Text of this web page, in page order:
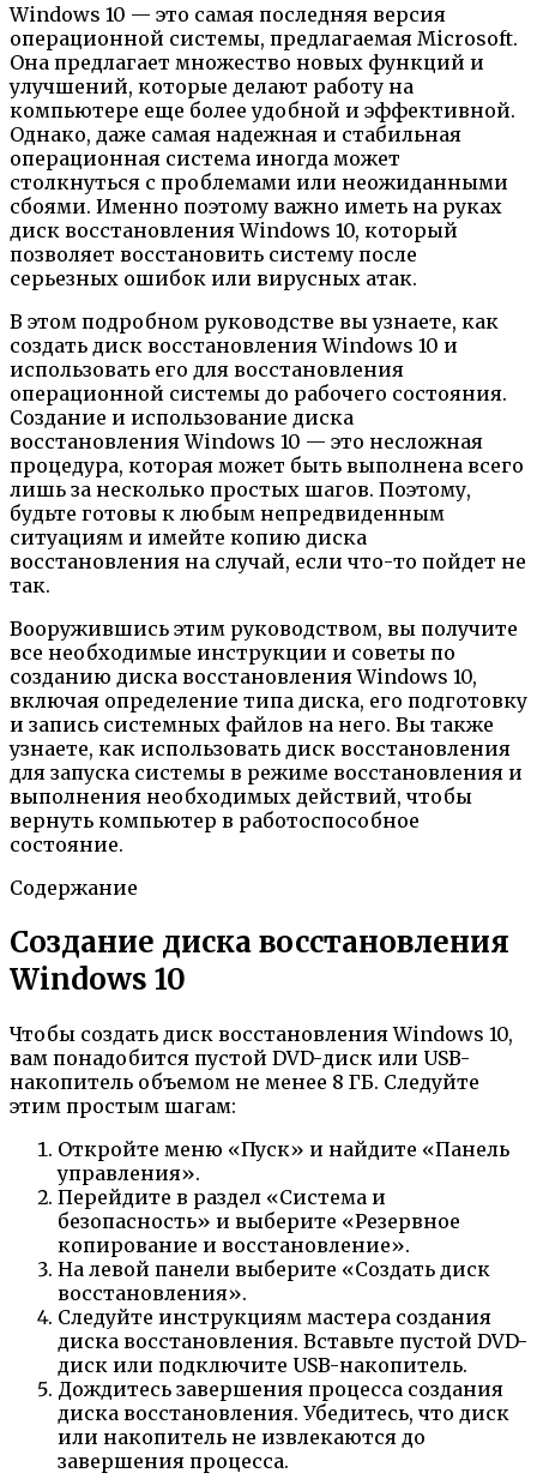
Windows 10 — это самая последняя версия
операционной системы, предлагаемая Microsoft.
Она предлагает множество новых функций и
улучшений, которые делают работу на
компьютере еще более удобной и эффективной.
Однако, даже самая надежная и стабильная
операционная система иногда может
столкнуться с проблемами или неожиданными
сбоями. Именно поэтому важно иметь на руках
диск восстановления Windows 10, который
позволяет восстановить систему после
серьезных ошибок или вирусных атак.
В этом подробном руководстве вы узнаете, как
создать диск восстановления Windows 10 и
использовать его для восстановления
операционной системы до рабочего состояния.
Создание и использование диска
восстановления Windows 10 — это несложная
процедура, которая может быть выполнена всего
лишь за несколько простых шагов. Поэтому,
будьте готовы к любым непредвиденным
ситуациям и имейте копию диска
восстановления на случай, если что-то пойдет не
так.
Вооружившись этим руководством, вы получите
все необходимые инструкции и советы по
созданию диска восстановления Windows 10,
включая определение типа диска, его подготовку
и запись системных файлов на него. Вы также
узнаете, как использовать диск восстановления
для запуска системы в режиме восстановления и
выполнения необходимых действий, чтобы
вернуть компьютер в работоспособное
состояние.
Содержание
Создание диска восстановления
Windows 10
Чтобы создать диск восстановления Windows 10,
вам понадобится пустой DVD-диск или USB-
накопитель объемом не менее 8 ГБ. Следуйте
этим простым шагам:
Откройте меню «Пуск» и найдите «Панель
управления».
Перейдите в раздел «Система и
безопасность» и выберите «Резервное
копирование и восстановление».
На левой панели выберите «Создать диск
восстановления».
Следуйте инструкциям мастера создания
диска восстановления. Вставьте пустой DVD-
диск или подключите USB-накопитель.
Дождитесь завершения процесса создания
диска восстановления. Убедитесь, что диск
или накопитель не извлекаются до
завершения процесса.